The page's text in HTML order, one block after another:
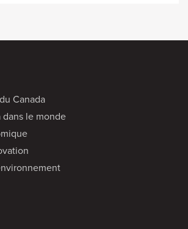
Canada
dans le monde